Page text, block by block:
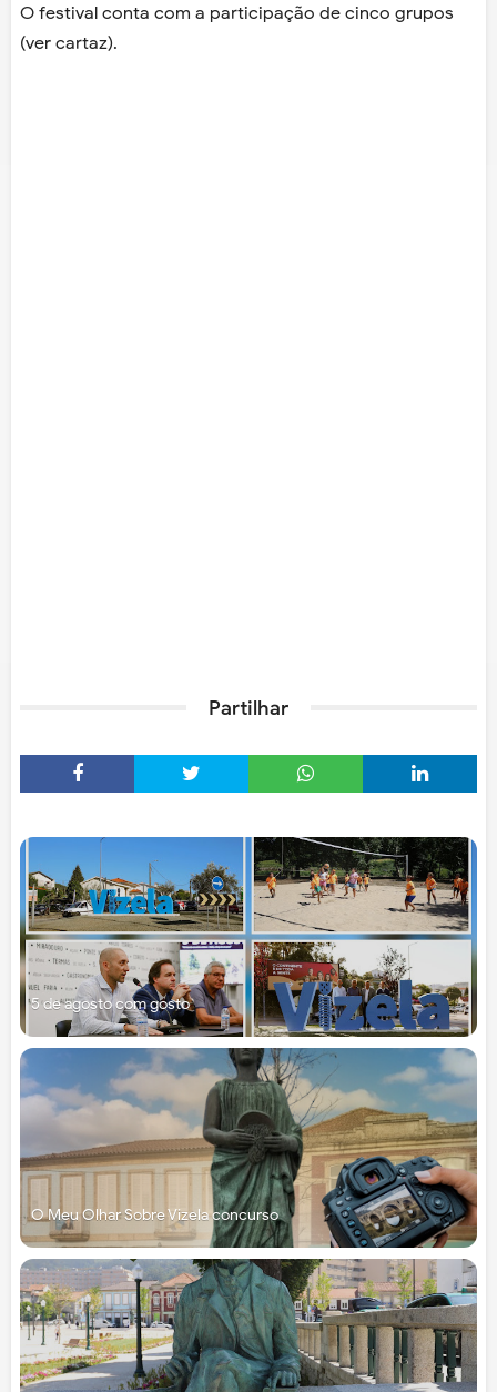
O festival conta com a participação de cinco grupos
(ver cartaz).
Partilhar
5 de agosto com gosto
O Meu Olhar Sobre Vizela concurso